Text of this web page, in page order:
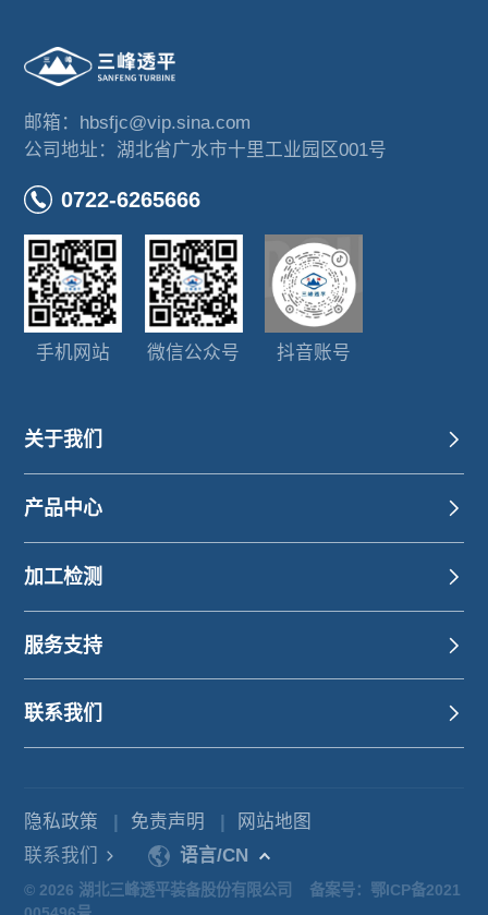
邮箱：hbsfjc@vip.sina.com
公司地址：湖北省广水市十里工业园区001号
0722-6265666
手机网站 微信公众号 抖音账号
关于我们
产品中心
加工检测
服务支持
联系我们
隐私政策 | 免责声明 |
网站地图
联系我们
语言/CN
© 2026 湖北三峰透平装备股份有限公司
备案号：鄂ICP备2021